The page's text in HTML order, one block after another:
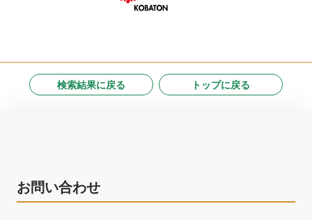
検索結果に戻る トップに戻る
お問い合わせ